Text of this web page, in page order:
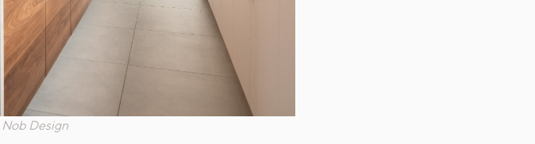
Nob Design